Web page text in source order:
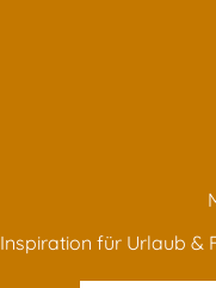
Inspiration für Urlaub &